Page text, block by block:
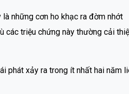
những cơn ho khạc ra đờm nhớt
các triệu chứng này thường cải
phát xảy ra trong ít nhất hai năm